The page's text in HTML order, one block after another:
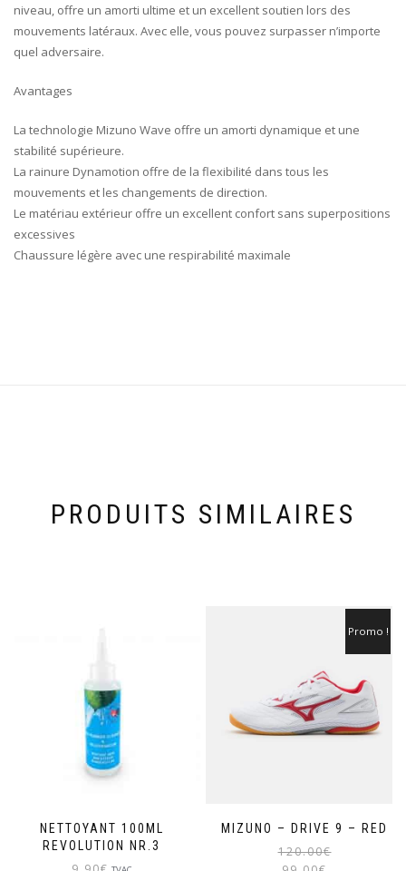
niveau, offre un amorti ultime et un excellent soutien lors des
mouvements latéraux. Avec elle, vous pouvez surpasser n’importe
quel adversaire.
Avantages
La technologie Mizuno Wave offre un amorti dynamique et une
stabilité supérieure.
La rainure Dynamotion offre de la flexibilité dans tous les
mouvements et les changements de direction.
Le matériau extérieur offre un excellent confort sans superpositions
excessives
Chaussure légère avec une respirabilité maximale
PRODUITS SIMILAIRES
NETTOYANT 100ML
REVOLUTION NR.3
MIZUNO – DRIVE 9 – RED
Promo !
120.00€